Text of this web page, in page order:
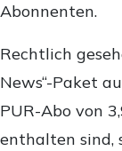
Abonnenten.
Rechtlich
News“-Paket
PUR-Abo von
enthalten sind,